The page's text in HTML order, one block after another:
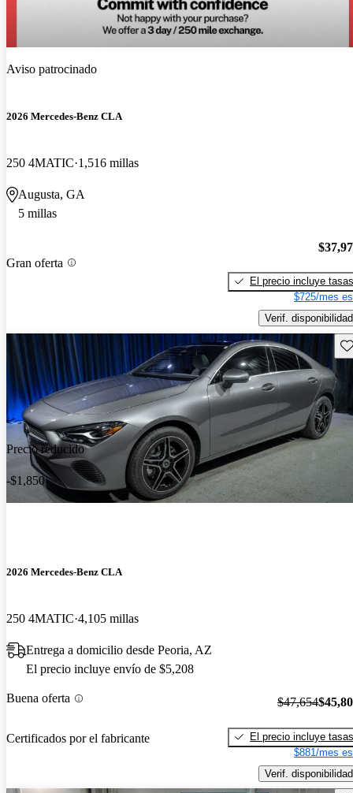
Aviso patrocinado
2026 Mercedes-Benz CLA
250 4MATIC 1,516 millas
Augusta, GA
5 millas
Gran oferta
El precio incluye tasas
$725/mes
Verif. disponibilidad
Precio reducido
-$1,850
2026 Mercedes-Benz CLA
250 4MATIC 4,105 millas
Entrega a domicilio desde Peoria, AZ
El precio incluye envío de $5,208
Buena oferta
Certificados por el fabricante
$47,654
El precio incluye tasas
$881/mes
Verif. disponibilidad